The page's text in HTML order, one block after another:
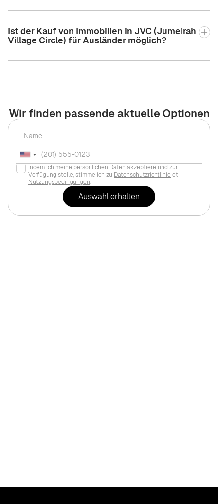
Ist der Kauf von Immobilien in JVC (Jumeirah
Village Circle) für Ausländer möglich?
Wir finden passende aktuelle Optionen
Indem ich meine persönlichen Daten akzeptiere und zur
Verfügung stelle, stimme ich zu Datenschutzrichtlinie et
Nutzungsbedingungen.